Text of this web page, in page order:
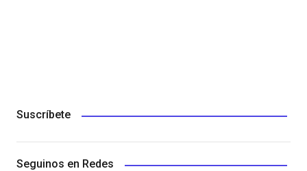
Suscríbete
Seguinos en Redes